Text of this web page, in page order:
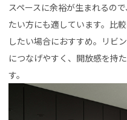
スペースに余裕が生まれるの
たい方にも適しています。比
したい場合におすすめ。リビ
につなげやすく、開放感を持
す。